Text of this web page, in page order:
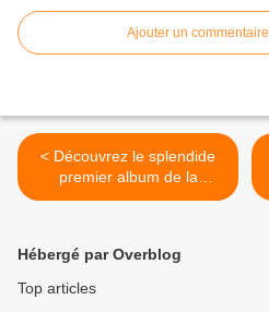
Ajouter un commentaire
< Découvrez le splendide
premier album de la
chanteuse Awa Ly !
Hébergé par Overblog
Top articles